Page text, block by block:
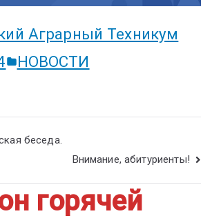
Аграрный Техникум
НОВОСТИ
беседа.
Внимание, абитуриенты!
горячей